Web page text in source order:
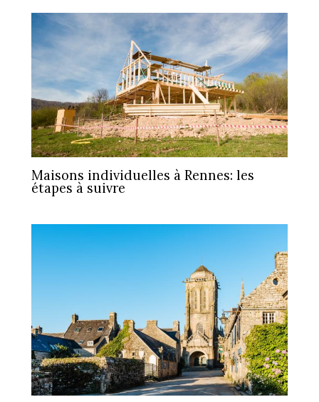
Maisons individuelles à Rennes: les
étapes à suivre